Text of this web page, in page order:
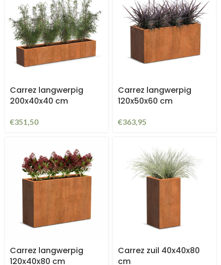
Carrez langwerpig
200x40x40 cm
€351,50
Carrez langwerpig
120x50x60 cm
€363,95
Carrez langwerpig
120x40x80 cm
Carrez zuil 40x40x80
cm